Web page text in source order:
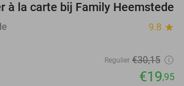
34%
à la carte bij Family Heemstede
9.8 star
Regulier €30,15
€19,95